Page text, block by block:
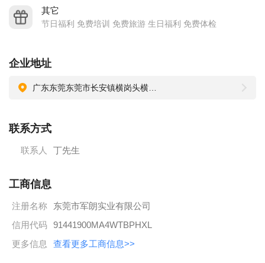
其它
节日福利 免费培训 免费旅游 生日福利 免费体检
企业地址
联系方式
联系人 丁先生
工商信息
注册名称
东莞市军朗实业有限公司
信用代码 91441900MA4WTBPHXL
更多信息
查看更多工商信息>>